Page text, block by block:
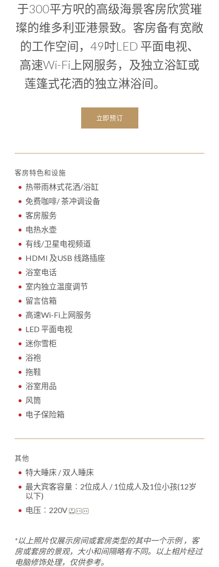
于300平方呎的高级海景客房欣赏璀
璨的维多利亚港景致。客房备有宽敞
的工作空间，49吋LED 平面电视、
高速Wi-Fi上网服务，及独立浴缸或
莲篷式花洒的独立淋浴间。
立即预订
客房特色和设施
热带雨林式花洒/浴缸
免费咖啡/ 茶冲调设备
客房服务
电热水壶
有线/卫星电视频道
HDMI 及USB 线路插座
浴室电话
室内独立温度调节
留言信箱
高速Wi-Fi上网服务
LED 平面电视
迷你雪柜
浴袍
拖鞋
浴室用品
风筒
电子保险箱
其他
特大睡床 / 双人睡床
最大宾客容量︰2位成人 / 1位成人及1位小孩(12岁
以下)
电压︰220V
*以上照片仅展示房间或套房类型的其中一个示例 ， 客
房或套房的景观，大小和间隔略有不同。以上相片经过
电脑修饰处理，仅供参考。